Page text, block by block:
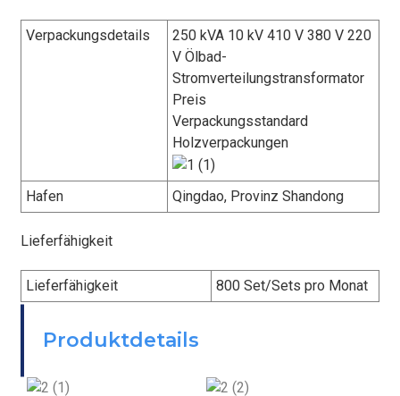
Verpackungsdetails
250 kVA 10 kV 410 V 380 V 220
V Ölbad-
Stromverteilungstransformator
Preis
Verpackungsstandard
Holzverpackungen
Hafen Qingdao, Provinz Shandong
Lieferfähigkeit
Lieferfähigkeit 800 Set/Sets pro Monat
Produktdetails